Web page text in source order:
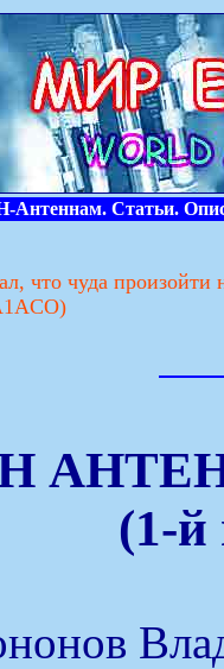
Статьи.
что чуда
(1-й